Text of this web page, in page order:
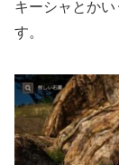
キーシャとか
す。